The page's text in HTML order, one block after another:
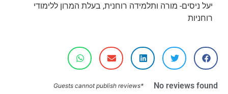
יעל ניסים- מורה ותלמידה רוחנית, בעלת המרון ללימודי
רוחניות
No reviews found
*Guests cannot publish reviews